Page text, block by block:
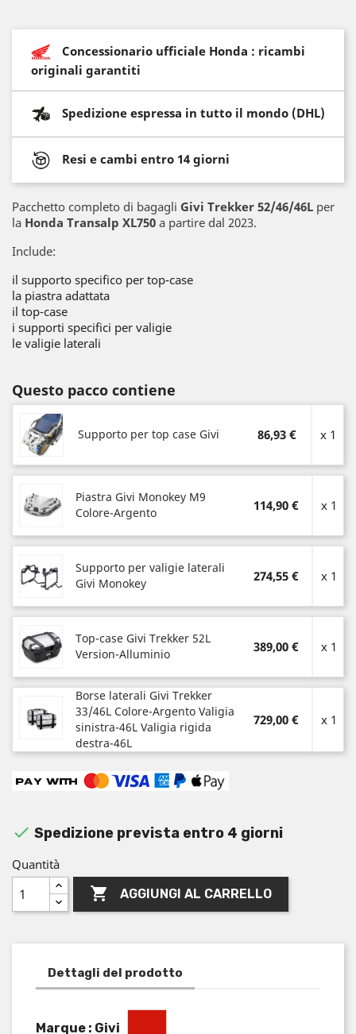
Concessionario ufficiale Honda : ricambi
originali garantiti
Spedizione espressa in tutto il mondo (DHL)
Resi e cambi entro 14 giorni
Pacchetto completo di bagagli Givi Trekker 52/46/46L per
la Honda Transalp XL750 a partire dal 2023.
Include:
il supporto specifico per top-case
la piastra adattata
il top-case
i supporti specifici per valigie
le valigie laterali
Questo pacco contiene
Supporto per top case Givi 86,93 € x 1
Piastra Givi Monokey M9
Colore-Argento
114,90 € x 1
Supporto per valigie laterali
Givi Monokey
274,55 € x 1
Top-case Givi Trekker 52L
Version-Alluminio
389,00 € x 1
Borse laterali Givi Trekker
33/46L Colore-Argento Valigia
sinistra-46L Valigia rigida
destra-46L
729,00 € x 1
 Spedizione prevista entro 4 giorni
Quantità
 AGGIUNGI AL CARRELLO
Dettagli del prodotto
Marque : Givi